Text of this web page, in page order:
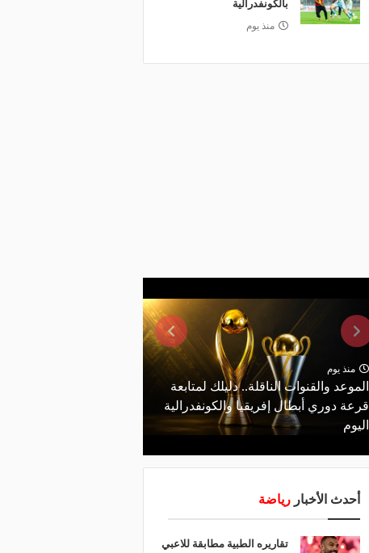
بالكونفدرالية
منذ يوم
منذ يوم
الموعد والقنوات الناقلة.. دليلك لمتابعة
قرعة دوري أبطال إفريقيا والكونفدرالية
اليوم
أحدث الأخبار رياضة
تقاريره الطبية مطابقة للاعبي